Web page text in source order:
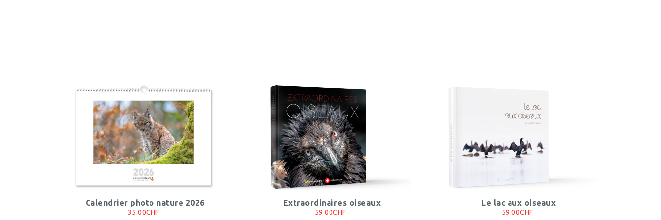
Calendrier photo nature 2026
35.00CHF
Extraordinaires oiseaux
59.00CHF
Le lac aux oiseaux
59.00CHF